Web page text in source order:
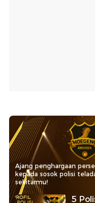
Ajang penghargaan
kepada sosok polisi
sekitarmu!
5